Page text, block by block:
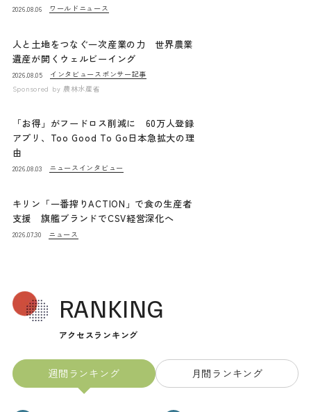
2026.08.06 ワールドニュース
人と土地をつなぐ一次産業の力 世界農業
遺産が開くウェルビーイング
2026.08.05 インタビュー スポンサー記事
Sponsored by 農林水産省
「お得」がフードロス削減に 60万人登録
アプリ、Too Good To Go日本急拡大の理
由
2026.08.03 ニュース インタビュー
キリン「一番搾りACTION」で食の生産者
支援 旗艦ブランドでCSV経営深化へ
2026.07.30 ニュース
RANKING
アクセスランキング
週間ランキング 月間ランキング